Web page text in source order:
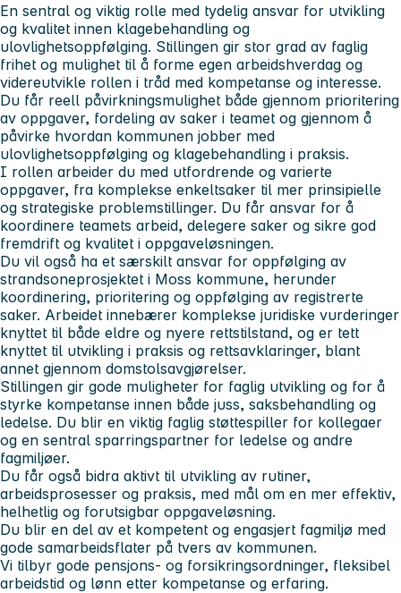
En sentral og viktig rolle med tydelig ansvar for utvikling
og kvalitet innen klagebehandling og
ulovlighetsoppfølging. Stillingen gir stor grad av faglig
frihet og mulighet til å forme egen arbeidshverdag og
videreutvikle rollen i tråd med kompetanse og interesse.
Du får reell påvirkningsmulighet både gjennom prioritering
av oppgaver, fordeling av saker i teamet og gjennom å
påvirke hvordan kommunen jobber med
ulovlighetsoppfølging og klagebehandling i praksis.
I rollen arbeider du med utfordrende og varierte
oppgaver, fra komplekse enkeltsaker til mer prinsipielle
og strategiske problemstillinger. Du får ansvar for å
koordinere teamets arbeid, delegere saker og sikre god
fremdrift og kvalitet i oppgaveløsningen.
Du vil også ha et særskilt ansvar for oppfølging av
strandsoneprosjektet i Moss kommune, herunder
koordinering, prioritering og oppfølging av registrerte
saker. Arbeidet innebærer komplekse juridiske vurderinger
knyttet til både eldre og nyere rettstilstand, og er tett
knyttet til utvikling i praksis og rettsavklaringer, blant
annet gjennom domstolsavgjørelser.
Stillingen gir gode muligheter for faglig utvikling og for å
styrke kompetanse innen både juss, saksbehandling og
ledelse. Du blir en viktig faglig støttespiller for kollegaer
og en sentral sparringspartner for ledelse og andre
fagmiljøer.
Du får også bidra aktivt til utvikling av rutiner,
arbeidsprosesser og praksis, med mål om en mer effektiv,
helhetlig og forutsigbar oppgaveløsning.
Du blir en del av et kompetent og engasjert fagmiljø med
gode samarbeidsflater på tvers av kommunen.
Vi tilbyr gode pensjons- og forsikringsordninger, fleksibel
arbeidstid og lønn etter kompetanse og erfaring.